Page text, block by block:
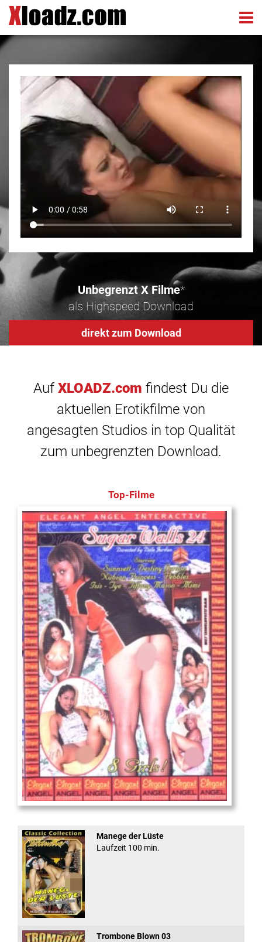
Unbegrenzt X Filme*
als Highspeed Download
direkt zum Download
Auf XLOADZ.com findest Du die
aktuellen Erotikfilme von
angesagten Studios in top Qualität
zum unbegrenzten Download.
Top-Filme
Sugar Walls #24
Manege der Lüste
Laufzeit 100 min.
Trombone Blown 03